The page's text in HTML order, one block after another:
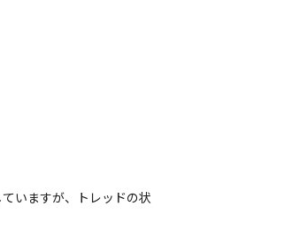
いますが、トレッドの状